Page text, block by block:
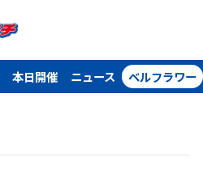
本日開催 ニュース ベルフラワー